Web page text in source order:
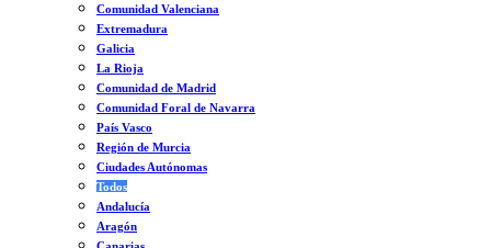
Comunidad Valenciana
Extremadura
Galicia
La Rioja
Comunidad de Madrid
Comunidad Foral de Navarra
País Vasco
Región de Murcia
Ciudades Autónomas
Todos
Andalucía
Aragón